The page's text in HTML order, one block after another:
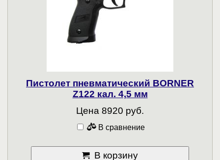
Пистолет пневматический BORNER
Z122 кал. 4,5 мм
Цена 8920 руб.
В сравнение
В корзину